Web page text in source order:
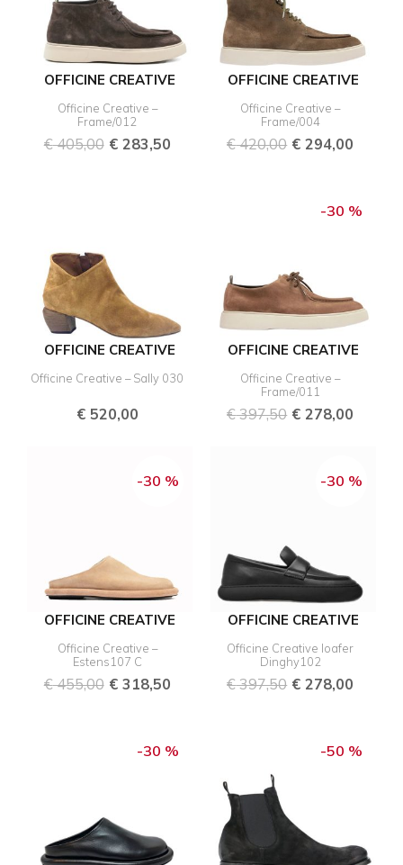
OFFICINE CREATIVE
Officine Creative –
Frame/012
€405,00 €283,50
OFFICINE CREATIVE
Officine Creative –
Frame/004
€420,00 € 294,00
OFFICINE CREATIVE
Officine Creative – Sally 030
€520,00
-30 %
OFFICINE CREATIVE
Officine Creative –
Frame/011
€397,50
war:
€ 278,00
ist:
-30 %
OFFICINE CREATIVE
Officine Creative –
Estens107 C
€455,00
war:
€318,50
ist:
-30 %
OFFICINE CREATIVE
Officine Creative loafer
Dinghy102
€397,50
war:
€ 278,00
ist:
-30 %
war:
ist:
-50 %
war:
ist: